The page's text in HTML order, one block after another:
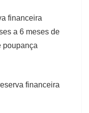
financeira
a 6 meses de
poupança
financeira